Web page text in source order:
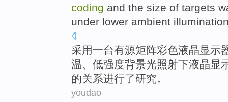
coding and the size of targets
under lower ambient
采用一台有源矩阵彩色液晶显示
温、低强度背景光照射下液晶显
的关系进行了研究。
youdao